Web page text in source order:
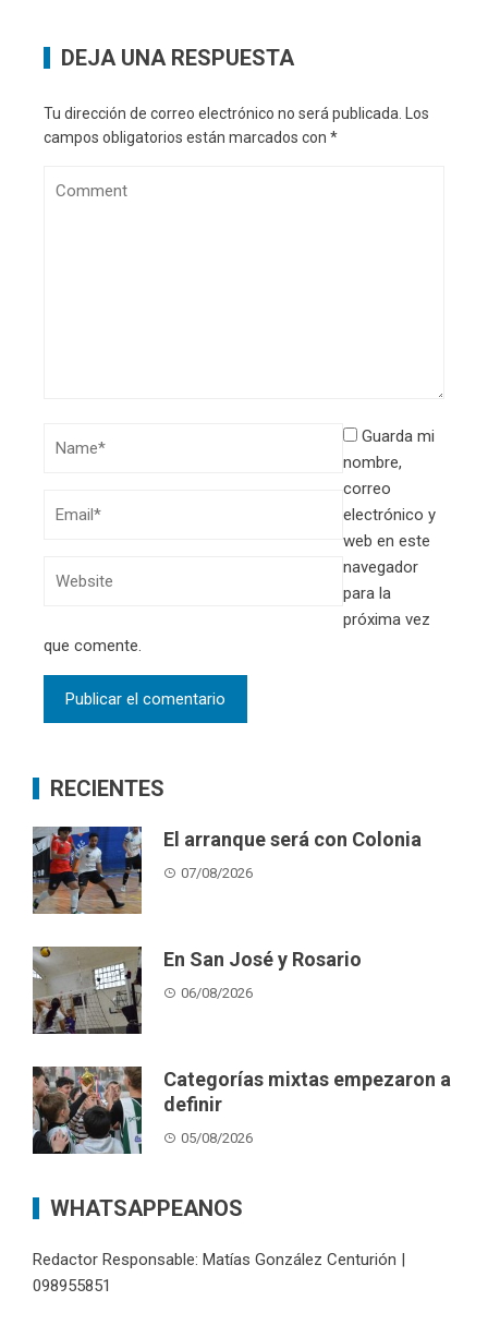
DEJA UNA RESPUESTA
Tu dirección de correo electrónico no será publicada.
Los
campos obligatorios están marcados con *
Guarda mi
nombre,
correo
electrónico y
web en este
navegador
para la
próxima vez
que comente.
RECIENTES
El arranque será con Colonia
07/08/2026
En San José y Rosario
06/08/2026
Categorías mixtas empezaron a
definir
05/08/2026
WHATSAPPEANOS
Redactor Responsable: Matías González Centurión |
098955851